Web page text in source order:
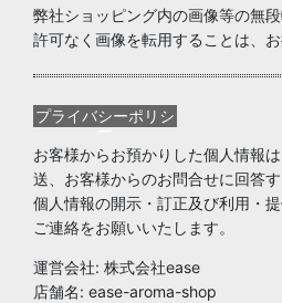
弊社ショッピング内の画像等の無
許可なく画像を転用することは、お
プライバシーポリシ
ー
お客様からお預かりした個人情報
送、お客様からのお問合せに回答
個人情報の開示・訂正及び利用・
ご連絡をお願いいたします。
運営会社: 株式会社ease
店舗名: ease-aroma-shop